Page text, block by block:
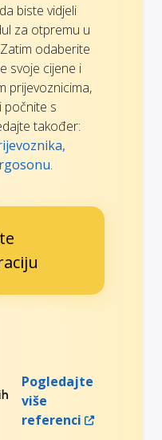
biste vidjeli
za otpremu u
odaberite
svoje cijene i
prijevoznicima,
počnite s
također:
.
Pogledajte
više
referenci